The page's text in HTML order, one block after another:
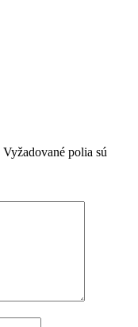
Vyžadované polia sú